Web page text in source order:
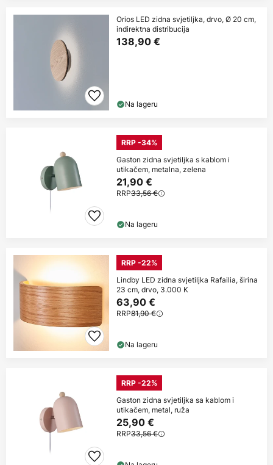
Orios LED zidna svjetiljka, drvo, Ø 20 cm,
indirektna distribucija
138,90 €
Na lageru
RRP -34%
Gaston zidna svjetiljka s kablom i
utikačem, metalna, zelena
21,90 €
RRP33,56 €
Na lageru
RRP -22%
Lindby LED zidna svjetiljka Rafailia, širina
23 cm, drvo, 3.000 K
63,90 €
RRP81,90 €
Na lageru
RRP -22%
Gaston zidna svjetiljka sa kablom i
utikačem, metal, ruža
25,90 €
RRP33,56 €